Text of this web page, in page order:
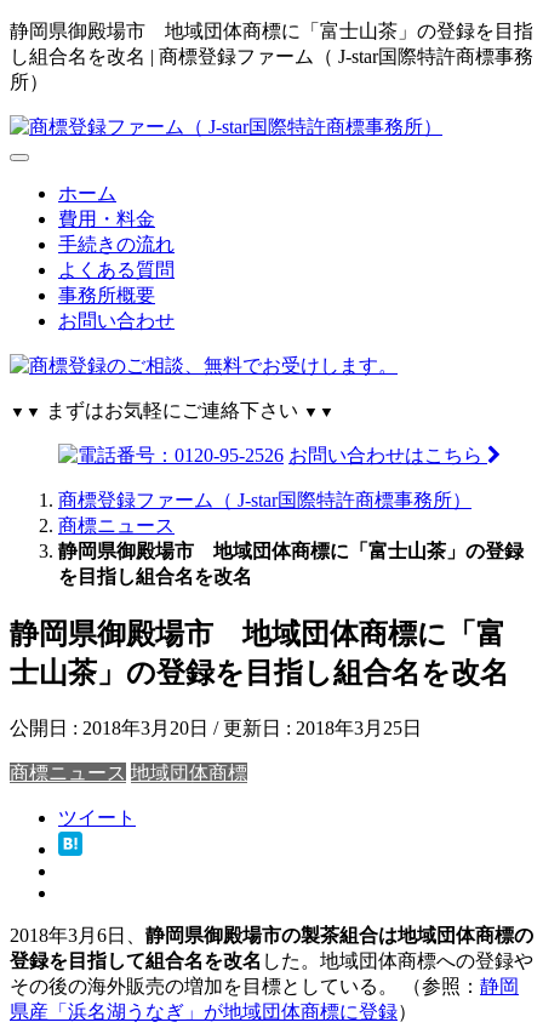
静岡県御殿場市 地域団体商標に「富士山茶」の登録を目指
し組合名を改名 | 商標登録ファーム（ J-star国際特許商標事務
所）
ホーム
費用・料金
手続きの流れ
よくある質問
事務所概要
お問い合わせ
▼▼ まずはお気軽にご連絡下さい ▼▼
お問い合わせはこちら
商標登録ファーム（ J-star国際特許商標事務所）
商標ニュース
静岡県御殿場市 地域団体商標に「富士山茶」の登録
を目指し組合名を改名
静岡県御殿場市 地域団体商標に「富
士山茶」の登録を目指し組合名を改名
公開日 : 2018年3月20日 / 更新日 : 2018年3月25日
商標ニュース 地域団体商標
ツイート
2018年3月6日、 静岡県御殿場市の製茶組合は地域団体商標の
登録を目指して組合名を改名 した。地域団体商標への登録や
その後の海外販売の増加を目標としている。 （参照： 静岡
県産「浜名湖うなぎ」が地域団体商標に登録）